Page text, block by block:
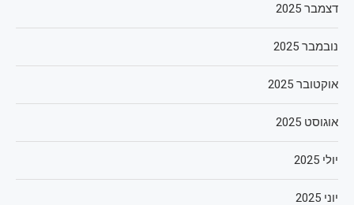
דצמבר 2025
נובמבר 2025
אוקטובר 2025
אוגוסט 2025
יולי 2025
יוני 2025